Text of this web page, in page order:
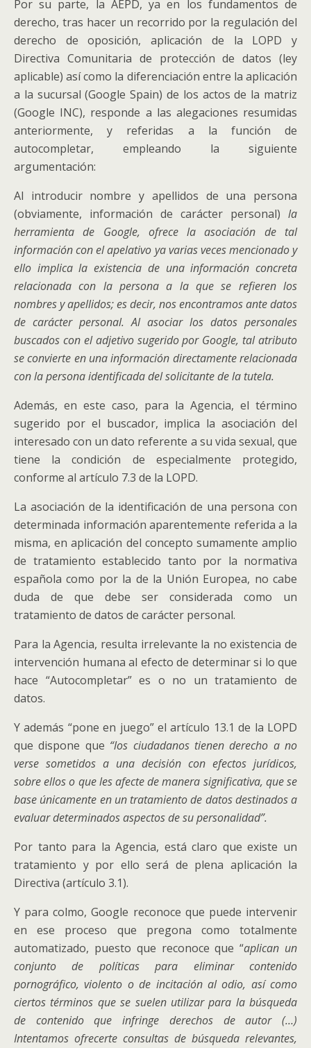
Por su parte, la AEPD, ya en los fundamentos de
derecho, tras hacer un recorrido por la regulación del
derecho de oposición, aplicación de la LOPD y
Directiva Comunitaria de protección de datos (ley
aplicable) así como la diferenciación entre la aplicación
a la sucursal (Google Spain) de los actos de la matriz
(Google INC), responde a las alegaciones resumidas
anteriormente, y referidas a la función de
autocompletar, empleando la siguiente
argumentación:
Al introducir nombre y apellidos de una persona
(obviamente, información de carácter personal) la
herramienta de Google, ofrece la asociación de tal
información con el apelativo ya varias veces mencionado y
ello implica la existencia de una información concreta
relacionada con la persona a la que se refieren los
nombres y apellidos; es decir, nos encontramos ante datos
de carácter personal. Al asociar los datos personales
buscados con el adjetivo sugerido por Google, tal atributo
se convierte en una información directamente relacionada
con la persona identificada del solicitante de la tutela.
Además, en este caso, para la Agencia, el término
sugerido por el buscador, implica la asociación del
interesado con un dato referente a su vida sexual, que
tiene la condición de especialmente protegido,
conforme al artículo 7.3 de la LOPD.
La asociación de la identificación de una persona con
determinada información aparentemente referida a la
misma, en aplicación del concepto sumamente amplio
de tratamiento establecido tanto por la normativa
española como por la de la Unión Europea, no cabe
duda de que debe ser considerada como un
tratamiento de datos de carácter personal.
Para la Agencia, resulta irrelevante la no existencia de
intervención humana al efecto de determinar si lo que
hace “Autocompletar” es o no un tratamiento de
datos.
Y además “pone en juego” el artículo 13.1 de la LOPD
que dispone que “los ciudadanos tienen derecho a no
verse sometidos a una decisión con efectos jurídicos,
sobre ellos o que les afecte de manera significativa, que se
base únicamente en un tratamiento de datos destinados a
evaluar determinados aspectos de su personalidad”.
Por tanto para la Agencia, está claro que existe un
tratamiento y por ello será de plena aplicación la
Directiva (artículo 3.1).
Y para colmo, Google reconoce que puede intervenir
en ese proceso que pregona como totalmente
automatizado, puesto que reconoce que “aplican un
conjunto de políticas para eliminar contenido
pornográfico, violento o de incitación al odio, así como
ciertos términos que se suelen utilizar para la búsqueda
de contenido que infringe derechos de autor (…)
Intentamos ofrecerte consultas de búsqueda relevantes,